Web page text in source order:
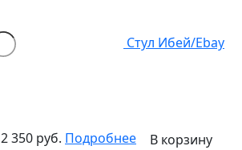
Стул Ибей/Ebay
2 350 руб. Подробнее В корзину